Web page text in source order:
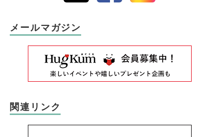
メールマガジン
関連リンク